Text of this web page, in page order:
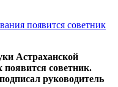
Астраханской
появится советник.
руководитель